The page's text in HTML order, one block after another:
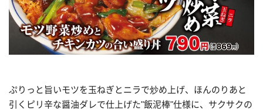
ぷりっと旨いモツを玉ねぎとニラで炒め上げ、ほんのりあと
引くピリ辛な醤油ダレで仕上げた"飯泥棒"仕様に、サクサクの